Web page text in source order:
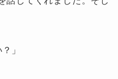
」